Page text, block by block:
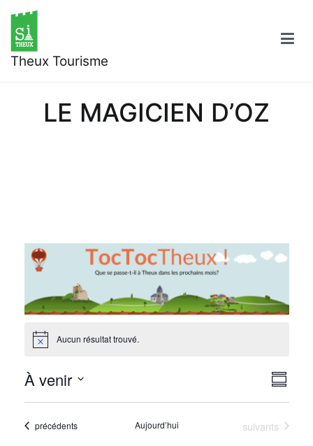
contenu
Theux Tourisme
LE MAGICIEN D’OZ
Évènements
Notice Aucun résultat trouvé.
par
de
Résumé
À venir
date
Évènements
précédents Aujourd’hui Évènements
suivants